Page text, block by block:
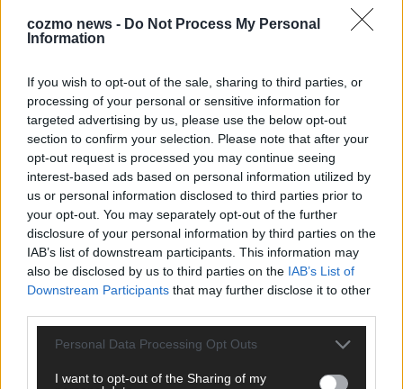
cozmo news - Do Not Process My Personal
Information
If you wish to opt-out of the sale, sharing to third parties, or
processing of your personal or sensitive information for
targeted advertising by us, please use the below opt-out
section to confirm your selection. Please note that after your
opt-out request is processed you may continue seeing
interest-based ads based on personal information utilized by
us or personal information disclosed to third parties prior to
your opt-out. You may separately opt-out of the further
disclosure of your personal information by third parties on the
IAB’s list of downstream participants. This information may
also be disclosed by us to third parties on the IAB’s List of
Downstream Participants that may further disclose it to other
Personal Data Processing Opt Outs
I want to opt-out of the Sharing of my
ANZEIGE
SCHNELL ZUM RESSORT
Nachrichten